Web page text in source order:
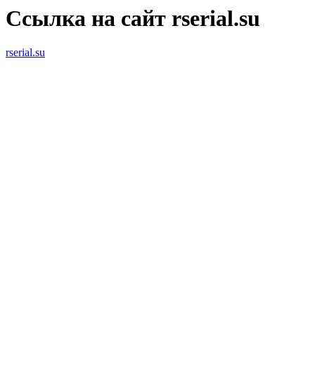
Ссылка на сайт rserial.su
rserial.su